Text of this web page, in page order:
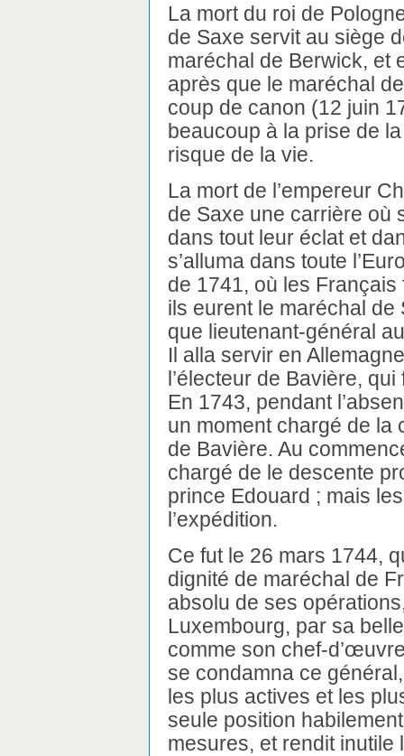
La mort du roi de
de Saxe servit au siège
maréchal de Berwick, et
après que le maréchal
coup de canon (12 juin
beaucoup à la prise de
risque de la vie.
La mort de l’empereur
de Saxe une carrière où
dans tout leur éclat et
s’alluma dans toute
de 1741, où les
ils eurent le maréchal de
que lieutenant-général
Il alla servir en
l’électeur de Bavière,
En 1743, pendant
un moment chargé de la
de Bavière. Au
chargé de le descente
prince Edouard ; mais
l’expédition.
Ce fut le 26 mars 1744,
dignité de maréchal de
absolu de ses
Luxembourg, par sa
comme son chef-
se condamna ce
les plus actives et les
seule position
mesures, et rendit